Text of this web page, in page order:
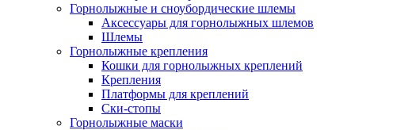
Горнолыжные и сноубордические шлемы
Аксессуары для горнолыжных шлемов
Шлемы
Горнолыжные крепления
Кошки для горнолыжных креплений
Крепления
Платформы для креплений
Ски-стопы
Горнолыжные маски